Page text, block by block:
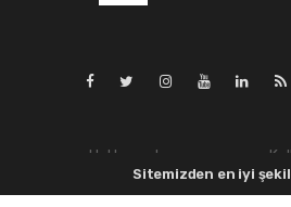
Sitemizden en iyi
Hakkımızda
Yayın İlkeleri